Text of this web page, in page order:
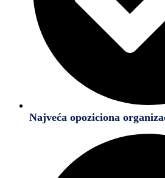
Najveća opoziciona